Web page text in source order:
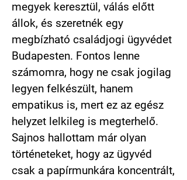
megyek keresztül, válás előtt
állok, és szeretnék egy
megbízható családjogi ügyvédet
Budapesten. Fontos lenne
számomra, hogy ne csak jogilag
legyen felkészült, hanem
empatikus is, mert ez az egész
helyzet lelkileg is megterhelő.
Sajnos hallottam már olyan
történeteket, hogy az ügyvéd
csak a papírmunkára koncentrált,